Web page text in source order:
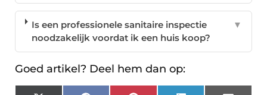
Is een professionele sanitaire inspectie
noodzakelijk voordat ik een huis koop?
▼
Goed artikel? Deel hem dan op: